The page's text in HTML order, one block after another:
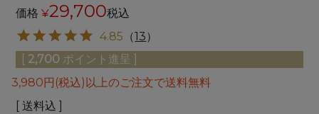
価格 ¥29,700税込
4.85 （13）
[ 2,700 ポイント進呈 ]
3,980円(税込)以上のご注文で送料無料
送料込